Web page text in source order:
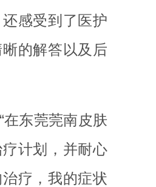
感受到了医护
的解答以及后
东莞莞南皮肤
计划，并耐心
疗，我的症状